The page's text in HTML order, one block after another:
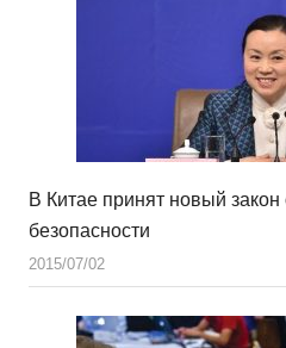
В Китае принят новый
безопасности
2015/07/02